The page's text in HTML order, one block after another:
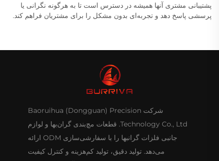
پشتیبانی مشتری آنها همیشه در دسترس است تا به هرگونه نگرانی یا
پرسشی پاسخ دهد و تجربه‌ای بدون مشکل را برای مشتریان فراهم کند.
شرکت Baoruihua (Dongguan) Precision
Technology Co., Ltd. قطعات مچ‌بندی گران‌بها و لوازم
جانبی فلزات گرانبها را با سفارشی‌سازی ODM ارائه
می‌دهد. تولید دقیق، تولید کم‌هزینه و کنترل کیفیت